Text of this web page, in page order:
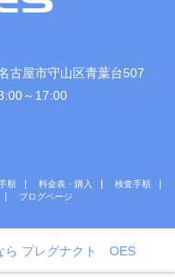
古屋市守山区青葉台507
～17:00
順 料金表・購入
検査手順
ブログページ
ら プレグナクト OES